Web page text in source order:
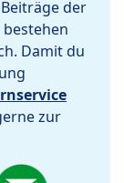
der
Damit du
zur